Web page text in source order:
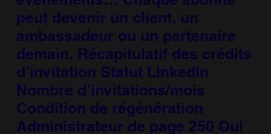
peut devenir un client, un
ambassadeur ou un partenaire
demain. Récapitulatif des crédits
d’invitation Statut LinkedIn
Nombre d’invitations/mois
Condition de régénération
Administrateur de page 250 Oui